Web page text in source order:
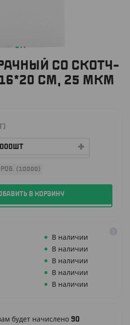
СО СКОТЧ-
СМ, 25 МКМ
(10000)
В КОРЗИНУ
В наличии
В наличии
В наличии
В наличии
В наличии
будет начислено 90